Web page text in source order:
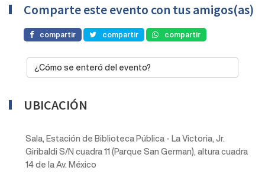
Comparte este evento con tus amigos(as)
compartir compartir compartir
¿Cómo se enteró del evento?
UBICACIÓN
Sala, Estación de Biblioteca Pública - La Victoria, Jr.
Giribaldi S/N cuadra 11 (Parque San German), altura cuadra
14 de la Av. México